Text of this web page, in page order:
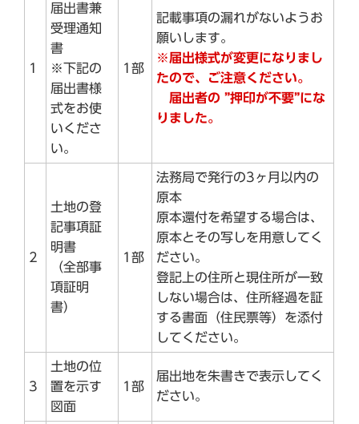
1
届出書兼
受理通知
書
※下記の
届出書様
式をお使
いくださ
い。
1部
記載事項の漏れがないようお
願いします。
※届出様式が変更になりまし
たので、ご注意ください。
届出者の ”押印が不要”にな
りました。
2
土地の登
記事項証
明書
（全部事
項証明
書）
1部
法務局で発行の3ヶ月以内の
原本
原本還付を希望する場合は、
原本とその写しを用意してく
ださい。
登記上の住所と現住所が一致
しない場合は、住所経過を証
する書面（住民票等）を添付
してください。
3
土地の位
置を示す
図面
1部
届出地を朱書きで表示してく
ださい。